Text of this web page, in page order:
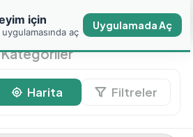
için
aç
Uygulamada Aç
Kategoriler
Harita Filtreler
için
aç
Uygulamada Aç